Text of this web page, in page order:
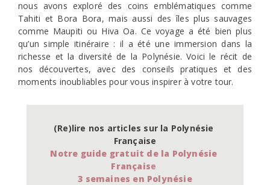
nous avons exploré des coins emblématiques comme
Tahiti et Bora Bora, mais aussi des îles plus sauvages
comme Maupiti ou Hiva Oa. Ce voyage a été bien plus
qu’un simple itinéraire : il a été une immersion dans la
richesse et la diversité de la Polynésie. Voici le récit de
nos découvertes, avec des conseils pratiques et des
moments inoubliables pour vous inspirer à votre tour.
(Re)lire nos articles sur la Polynésie
Française
Notre guide gratuit de la Polynésie
Française
3 semaines en Polynésie